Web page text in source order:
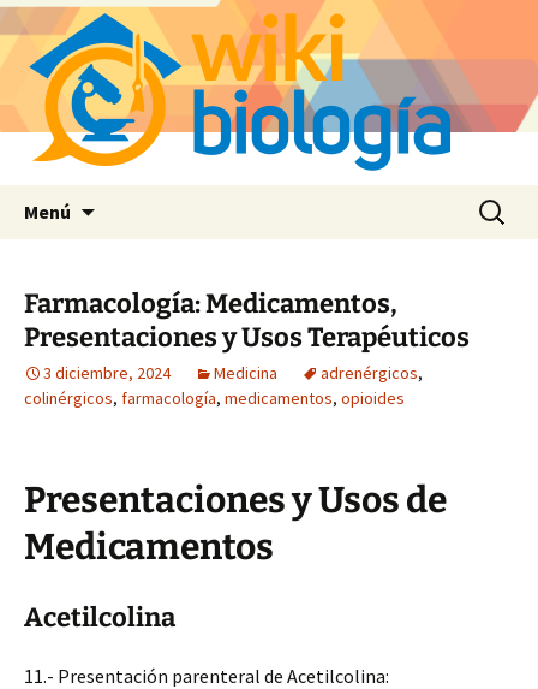
Menú Buscar:
Farmacología: Medicamentos,
Presentaciones y Usos Terapéuticos
3 diciembre, 2024 Medicina adrenérgicos,
colinérgicos, farmacología, medicamentos, opioides
Presentaciones y Usos de
Medicamentos
Acetilcolina
11.- Presentación parenteral de Acetilcolina: